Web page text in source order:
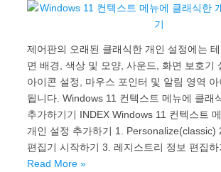
제어판의 오래된 클래식한 개인 설정에는
면 배경, 색상 및 모양, 사운드, 화면 보호기
아이콘 설정, 마우스 포인터 및 알림 영역
됩니다. Windows 11 컨텍스트 메뉴에 클래
추가하기기 INDEX Windows 11 컨텍스트
개인 설정 추가하기 1. Personalize(classic)
편집기 시작하기 3. 레지스트리 정보 편집하
Read More »